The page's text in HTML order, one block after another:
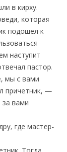
в кирху.
которая
подошел к
наступит
пастор.
мы с вами
причетник, —
за вами
где мастер-